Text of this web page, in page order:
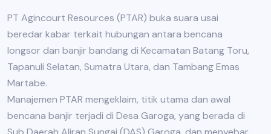
PT Agincourt Resources (PTAR) buka suara usai
beredar kabar terkait hubungan antara bencana
longsor dan banjir bandang di Kecamatan Batang Toru,
Tapanuli Selatan, Sumatra Utara, dan Tambang Emas
Martabe.
Manajemen PTAR mengeklaim, titik utama dan awal
bencana banjir terjadi di Desa Garoga, yang berada di